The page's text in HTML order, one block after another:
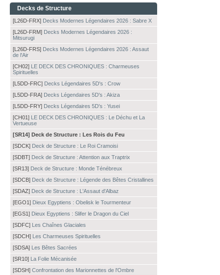
Decks de Structure
[L26D-FRX] Decks Modernes Légendaires 2026 : Sabre X
[L26D-FRM] Decks Modernes Légendaires 2026 :
Mitsurugi
[L26D-FRS] Decks Modernes Légendaires 2026 : Assaut
de l'Air
[CH02] LE DECK DES CHRONIQUES : Charmeuses
Spirituelles
[L5DD-FRC] Decks Légendaires 5D's : Crow
[L5DD-FRA] Decks Légendaires 5D's : Akiza
[L5DD-FRY] Decks Légendaires 5D's : Yusei
[CH01] LE DECK DES CHRONIQUES : Le Déchu et La
Vertueuse
[SR14] Deck de Structure : Les Rois du Feu
[SDCK] Deck de Structure : Le Roi Cramoisi
[SDBT] Deck de Structure : Attention aux Traptrix
[SR13] Deck de Structure : Monde Ténébreux
[SDCB] Deck de Structure : Légende des Bêtes Cristallines
[SDAZ] Deck de Structure : L'Assaut d'Albaz
[EGO1] Dieux Egyptiens : Obelisk le Tourmenteur
[EGS1] Dieux Egyptiens : Slifer le Dragon du Ciel
[SDFC] Les Chaînes Glaciales
[SDCH] Les Charmeuses Spirituelles
[SDSA] Les Bêtes Sacrées
[SR10] La Folie Mécanisée
[SDSH] Confrontation des Marionnettes de l'Ombre